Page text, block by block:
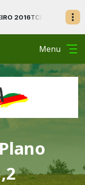
MACANUDO! com A
Menu